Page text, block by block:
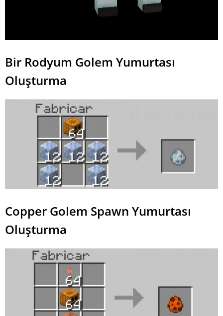
Bir Rodyum Golem Yumurtası
Oluşturma
Copper Golem Spawn Yumurtası
Oluşturma